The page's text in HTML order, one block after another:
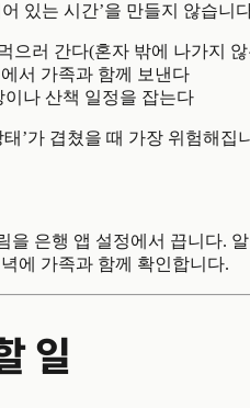
있는 시간’을 만들지 않습니
으러 간다(혼자 밖에 나가지
서 가족과 함께 보낸다
나 산책 일정을 잡는다
태’가 겹쳤을 때 가장 위험해
을 은행 앱 설정에서 끕니다.
에 가족과 함께 확인합니다.
일